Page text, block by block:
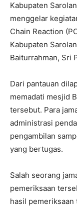
Kabupaten
menggelar
Chain Reaction
Kabupaten
Baiturrahman, Sri
Dari pantauan
memadati mesjid
tersebut. Para
administrasi
pengambilan
yang bertugas.
Salah seorang
pemeriksaan
hasil